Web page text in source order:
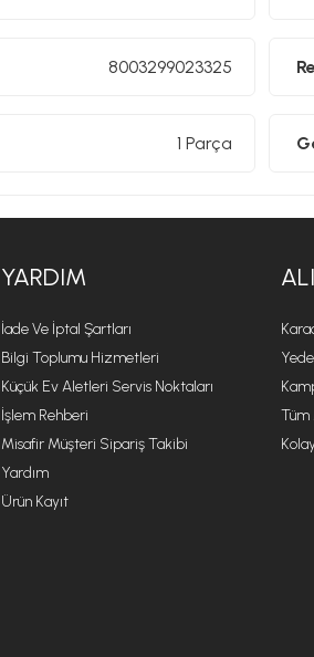
8003299023325
1 Parça
YARDIM
İade Ve İptal Şartları
Bilgi Toplumu Hizmetleri
Küçük Ev Aletleri Servis Noktaları
İşlem Rehberi
Misafir Müşteri Sipariş Takibi
Yardım
Ürün Kayıt
Tüm